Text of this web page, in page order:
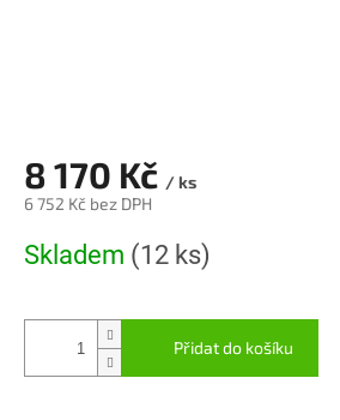
8 170 Kč / ks
6 752 Kč bez DPH
cena:
Skladem (12 ks)
Přidat do košíku